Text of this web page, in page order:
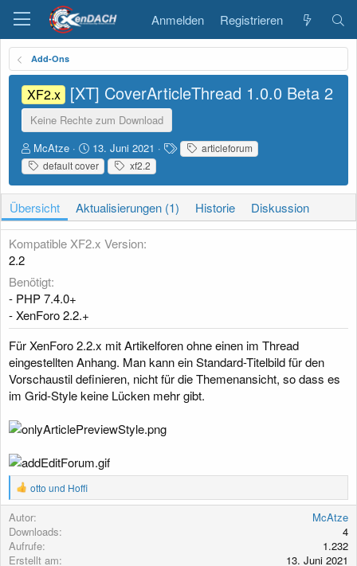
Anmelden Registrieren
Add-Ons
XF2.x [XT] CoverArticleThread 1.0.0 Beta 2
Keine Rechte zum Download
A
u
t
o
r
McAtze
D
a
t
u
m
E
r
s
n
g
13. Juni 2021
S
c
l
g
w
articleforum
default cover
xf2.2
Übersicht Aktualisierungen (1) Historie Diskussion
Kompatible XF2.x Version
2.2
Benötigt
- PHP 7.4.0+
- XenForo 2.2.+
Für XenForo 2.2.x mit Artikelforen ohne einen im Thread
eingestellten Anhang. Man kann ein Standard-Titelbild für den
Vorschaustil definieren, nicht für die Themenansicht, so dass es
im Grid-Style keine Lücken mehr gibt.
R
e
k
t
i
o
otto und Hoffi
Autor
McAtze
Downloads
4
Aufrufe
1.232
Erstellt am
13. Juni 2021